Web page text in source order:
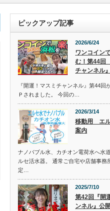
ピックアップ記事
2026/6/24
ワンコイン
む！第44回
チャンネル
『開運！マスミチャンネル』第44回
Ｐされました。 今回の…
2026/3/14
移動用 エ
案内
ナノバブル水、カチオン電荷水へ水
ルセ活水器。 通常ご自宅や店舗事務
定…
2025/7/10
第42回『開
ンネル』公